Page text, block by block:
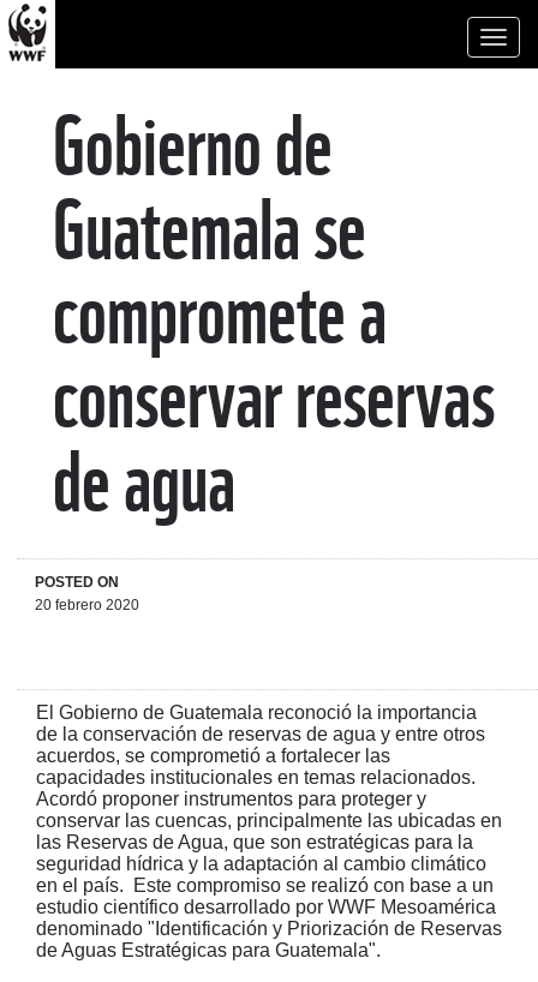
Gobierno de
Guatemala se
compromete a
conservar reservas
de agua
POSTED ON
20 febrero 2020
El Gobierno de Guatemala reconoció la importancia
de la conservación de reservas de agua y entre otros
acuerdos, se comprometió a fortalecer las
capacidades institucionales en temas relacionados.
Acordó proponer instrumentos para proteger y
conservar las cuencas, principalmente las ubicadas en
las Reservas de Agua, que son estratégicas para la
seguridad hídrica y la adaptación al cambio climático
en el país. Este compromiso se realizó con base a un
estudio científico desarrollado por WWF Mesoamérica
denominado "Identificación y Priorización de Reservas
de Aguas Estratégicas para Guatemala".